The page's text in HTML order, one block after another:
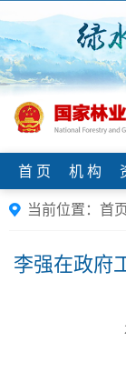
首 页 机 构
当前位置： 首
李强在政府